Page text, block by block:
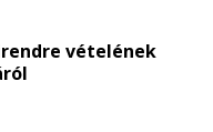
vételének